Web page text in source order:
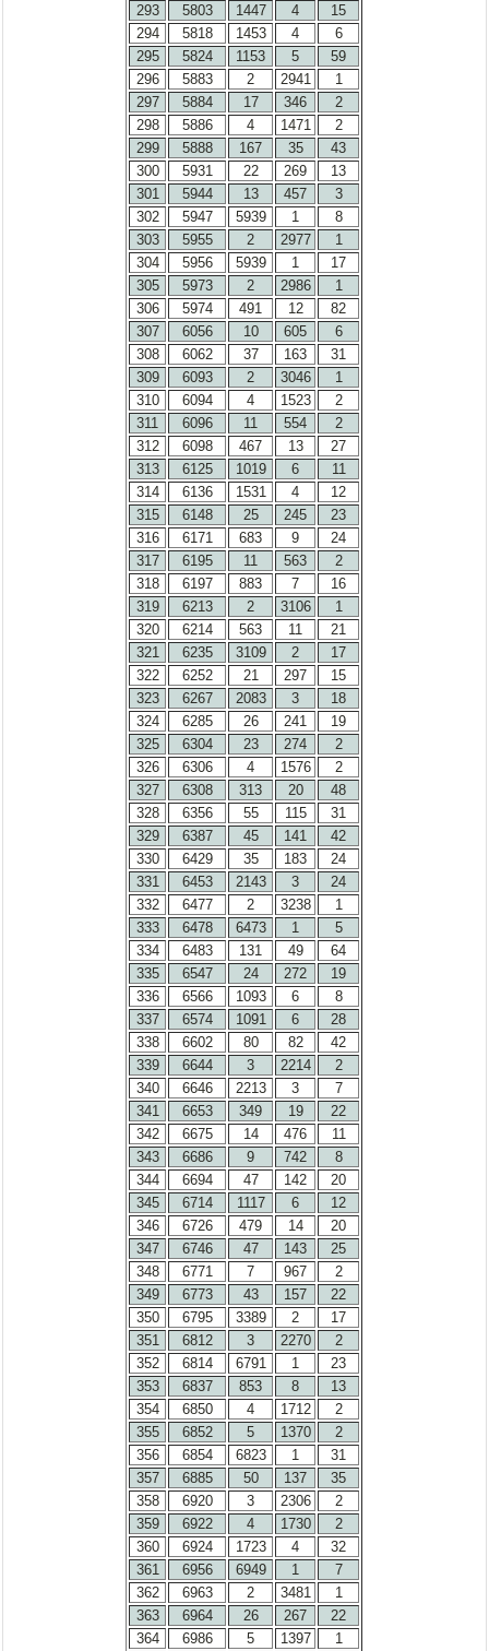
293 5803 1447 4
15
294
5818 1453 4
6
295
5824 1153 5
59
296
5883 2 2941
1
297
5884 17 346
2
298
5886 4 1471
2
299
5888 167 35
43
300
5931 22 269
13
301
5944 13 457
3
302
5947 5939 1
8
303
5955 2 2977
1
304
5956 5939 1
17
305
5973 2 2986
1
306
5974 491 12
82
307
6056 10 605
6
308
6062 37 163
31
309
6093 2 3046
1
310
6094 4 1523
2
311
6096 11 554
2
312
6098 467 13
27
313
6125 1019 6
11
314
6136 1531 4
12
315
6148 25 245
23
316
6171 683 9
24
317
6195 11 563
2
318
6197 883 7
16
319
6213 2 3106
1
320
6214 563 11
21
321
6235 3109 2
17
322
6252 21 297
15
323
6267 2083 3
18
324
6285 26 241
19
325
6304 23 274
2
326
6306 4 1576
2
327
6308 313 20
48
328
6356 55 115
31
329
6387 45 141
42
330
6429 35 183
24
331
6453 2143 3
24
332
6477 2 3238
1
333
6478 6473 1
5
334
6483 131 49
64
335
6547 24 272
19
336
6566 1093 6
8
337
6574 1091 6
28
338
6602 80 82
42
339
6644 3 2214
2
340
6646 2213 3
7
341
6653 349 19
22
342
6675 14 476
11
343
6686 9 742
8
344
6694 47 142
20
345
6714 1117 6
12
346
6726 479 14
20
347
6746 47 143
25
348
6771 7 967
2
349
6773 43 157
22
350
6795 3389 2
17
351
6812 3 2270
2
352
6814 6791 1
23
353
6837 853 8
13
354
6850 4 1712
2
355
6852 5 1370
2
356
6854 6823 1
31
357
6885 50 137
35
358
6920 3 2306
2
359
6922 4 1730
2
360
6924 1723 4
32
361
6956 6949 1
7
362
6963 2 3481
1
363
6964 26 267
22
364
6986 5 1397
1